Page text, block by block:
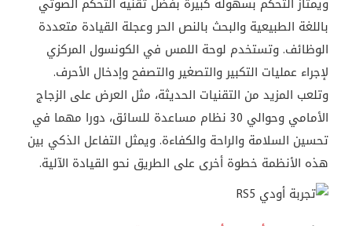
باللغة الطبيعية والبحث بالنص الحروعجلة القيادة متعددة
الوظائف.وتستخدم لوحة اللمس في الكونسول المركزي
لإجراء عمليات التكبيروالتصغيروالتصفحوإدخال الأحرف.
وتلعب المزيد من التقنيات الحديثة، مثل العرض على الزجاج
الأمامي وحوالي نظام مساعدة للسائق، دورا مهما في
تحسين السلامة والراحة والكفاءة.ويمثل التفاعل الذكي بين
هذه الأنظمة خطوة أخرى على الطريق نحو القيادة الآلية.